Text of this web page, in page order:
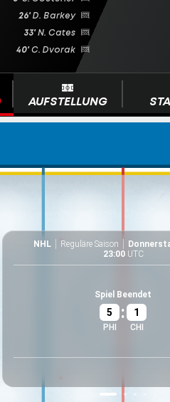
26' D. Barkey
33' N. Cates
40' C. Dvorak
AUFSTELLUNG
NHL Reguläre Saison
23:00 UTC
Spiel Beendet
5
PHI
: 1
CHI